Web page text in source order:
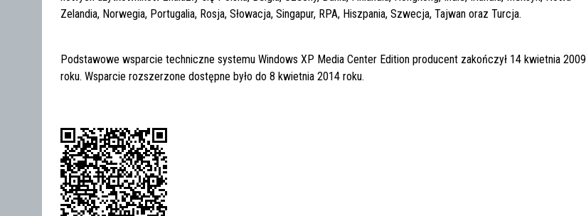
Zelandia, Norwegia, Portugalia, Rosja, Słowacja, Singapur, RPA, Hiszpania, Szwecja, Tajwan oraz Turcja.
Podstawowe wsparcie techniczne systemu Windows XP Media Center Edition producent zakończył 14 kwietnia 2009
roku. Wsparcie rozszerzone dostępne było do 8 kwietnia 2014 roku.